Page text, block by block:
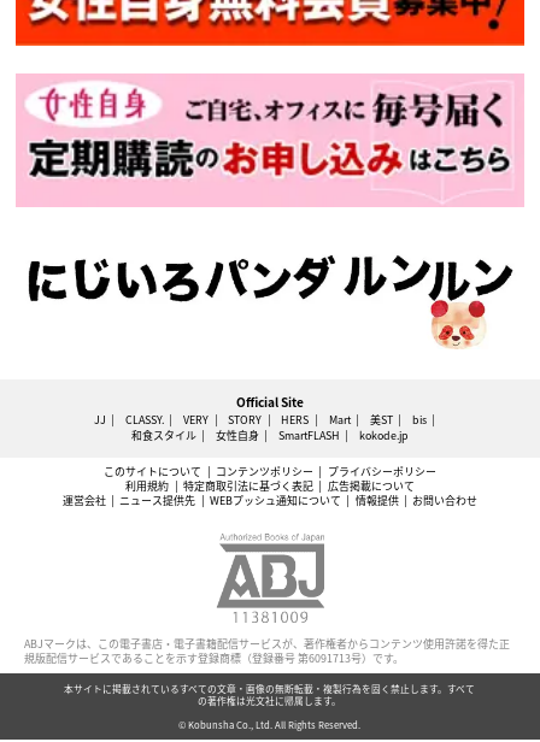
Official Site
JJ CLASSY. VERY STORY HERS Mart 美ST
bis
和食スタイル
女性自身 SmartFLASH kokode.jp
このサイトについて コンテンツポリシー
プライバシーポリシー
利用規約
特定商取引法に基づく表記
広告掲載について
運営会社
ニュース提供先 WEBプッシュ通知について 情報提供 お問い合わせ
ABJマークは、この電子書店・電子書籍配信サービスが、著作権者からコンテンツ使用許諾を得た正
規版配信サービスであることを示す登録商標（登録番号 第6091713号）です。
本サイトに掲載されているすべての文章・画像の無断転載・複製行為を固く禁止します。すべて
の著作権は光文社に帰属します。
© Kobunsha Co., Ltd. All Rights Reserved.